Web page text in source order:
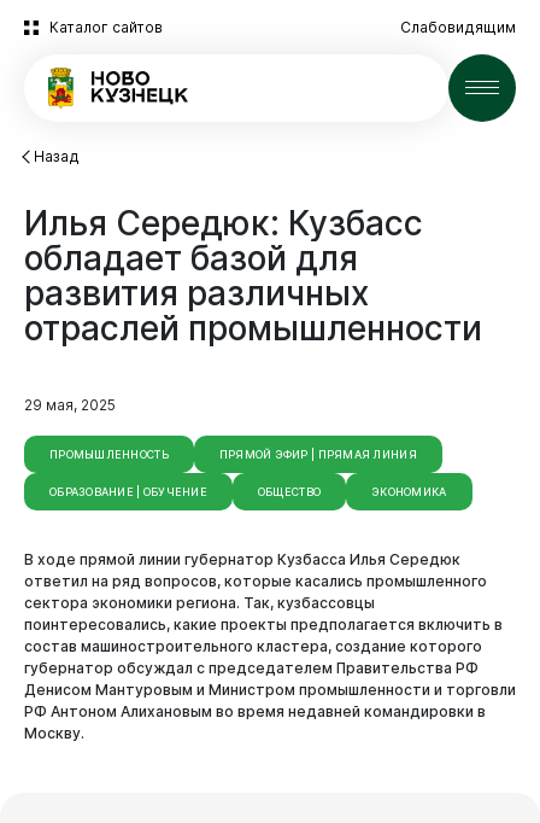
Каталог сайтов Слабовидящим
Новости
Назад
Илья Середюк: Кузбасс
обладает базой для
развития различных
отраслей промышленности
29 мая, 2025
ПРОМЫШЛЕННОСТЬ ПРЯМОЙ ЭФИР | ПРЯМАЯ ЛИНИЯ
ОБРАЗОВАНИЕ | ОБУЧЕНИЕ ОБЩЕСТВО ЭКОНОМИКА
В ходе прямой линии губернатор Кузбасса Илья Середюк
ответил на ряд вопросов, которые касались промышленного
сектора экономики региона. Так, кузбассовцы
поинтересовались, какие проекты предполагается включить в
состав машиностроительного кластера, создание которого
губернатор обсуждал с председателем Правительства РФ
Денисом Мантуровым и Министром промышленности и торговли
РФ Антоном Алихановым во время недавней командировки в
Москву.